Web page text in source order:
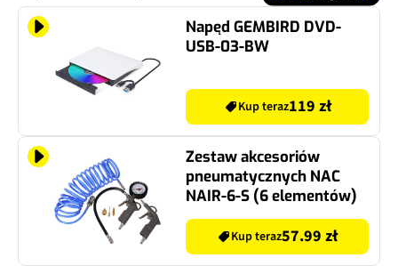
Napęd GEMBIRD DVD-
USB-03-BW
Kup teraz119 zł
Zestaw akcesoriów
pneumatycznych NAC
NAIR-6-S (6 elementów)
Kup teraz57.99 zł